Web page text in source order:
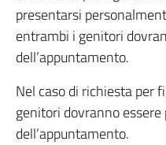
presentarsi
entrambi i genitori
dell’appuntamento.
Nel caso di richiesta per
genitori dovranno
dell’appuntamento.